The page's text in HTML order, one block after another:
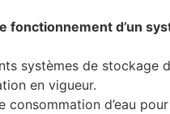
fonctionnement d’un
systèmes de stockage
en vigueur.
consommation d’eau